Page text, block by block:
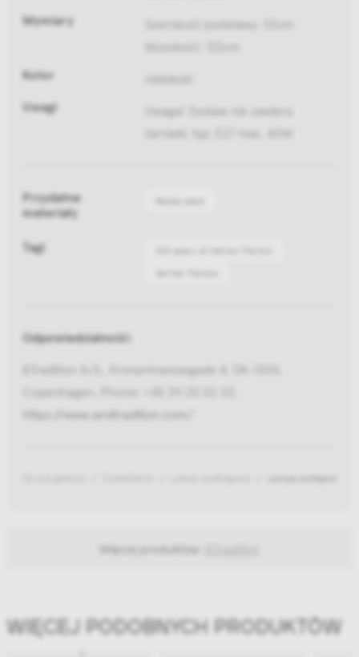
Wymiary
Szerokość podstawy: 33cm
Wysokość: 122cm
Kolor niebieski
Uwagi
Uwaga! Zestaw nie zawiera
żarówki, typ: E27 max. 40W
Przydatne
materiały
Media bank
Tagi
Odpowiedzialność:
&Tradition A/S,, Kronprinsessegade 4, DK-1306
Copenhagen, Phone: +45 39 20 02 33,
https://www.andtradition.com/
Lampa podłgowa
Więcej produktów:
WIĘCEJ PODOBNYCH PRODUKTÓW